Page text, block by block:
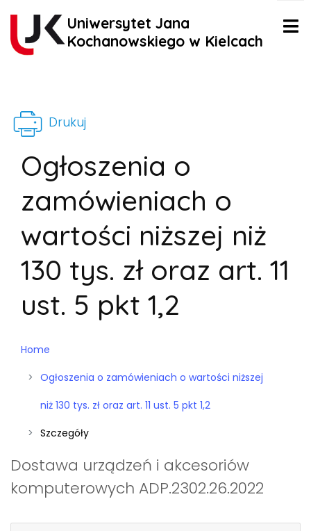
Uniwersytet Jana
Kochanowskiego w Kielcach
Drukuj
Ogłoszenia o
zamówieniach o
wartości niższej niż
130 tys. zł oraz art. 11
ust. 5 pkt 1,2
Home
Ogłoszenia o zamówieniach o wartości niższej
niż 130 tys. zł oraz art. 11 ust. 5 pkt 1,2
Szczegóły
Dostawa urządzeń i akcesoriów
komputerowych ADP.2302.26.2022